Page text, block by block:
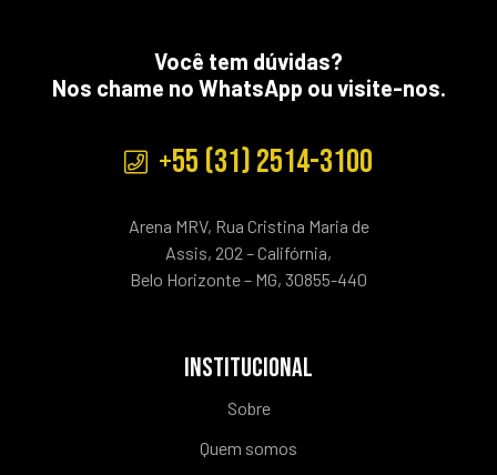
Você tem dúvidas?
Nos chame no WhatsApp ou visite-nos.
+55 (31) 2514-3100
Arena MRV, Rua Cristina Maria de
Assis, 202 – Califórnia,
Belo Horizonte – MG, 30855-440
INSTITUCIONAL
Sobre
Quem somos